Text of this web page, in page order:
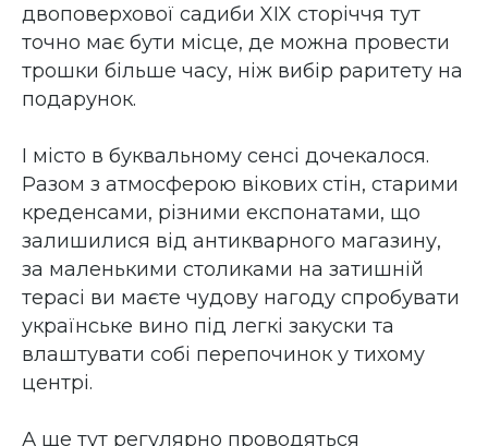
двоповерхової садиби XIX сторіччя тут
точно має бути місце, де можна провести
трошки більше часу, ніж вибір раритету на
подарунок.
І місто в буквальному сенсі дочекалося.
Разом з атмосферою вікових стін, старими
креденсами, різними експонатами, що
залишилися від антикварного магазину,
за маленькими столиками на затишній
терасі ви маєте чудову нагоду спробувати
українське вино під легкі закуски та
влаштувати собі перепочинок у тихому
центрі.
А ще тут регулярно проводяться